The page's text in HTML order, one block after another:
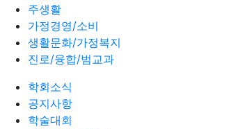
주생활
가정경영/소비
생활문화/가정복지
진로/융합/범교과
학회소식
공지사항
학술대회